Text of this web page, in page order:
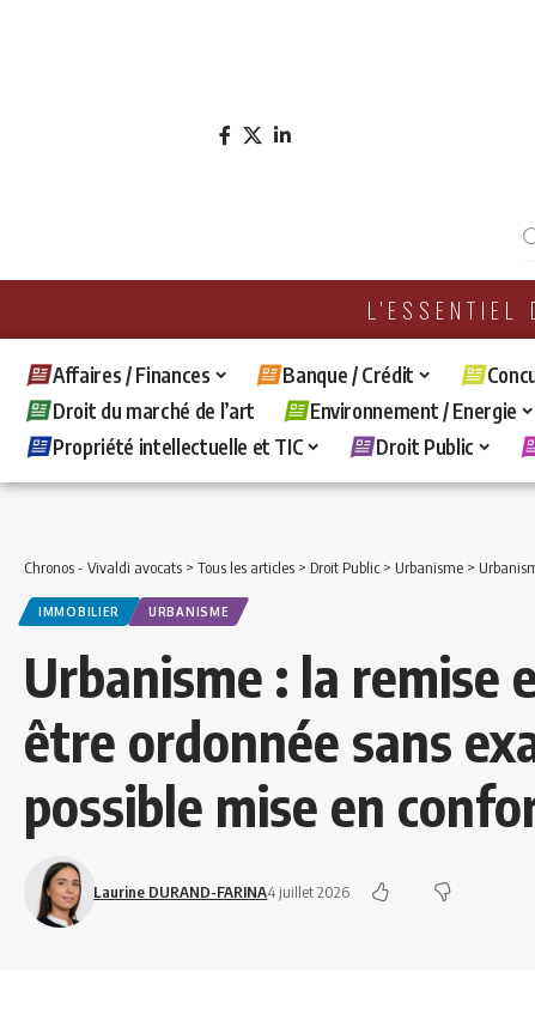
L'ESSENTIEL
Affaires / Finances Banque / Crédit
Droit du marché de l’art
Environnement / Energie
Propriété intellectuelle et TIC
Droit Public
Chronos - Vivaldi avocats > Tous les articles > Droit Public > Urbanisme > Urbanisme
IMMOBILIER URBANISME
Urbanisme : la remise
être ordonnée sans
possible mise en
Laurine DURAND-FARINA4 juillet 2026